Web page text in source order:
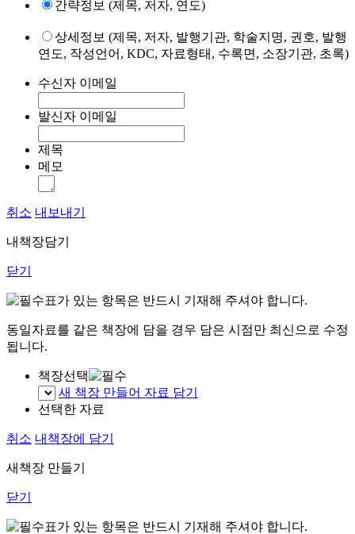
간략정보 (제목, 저자, 연도)
상세정보 (제목, 저자, 발행기관, 학술지명, 권호, 발행
연도, 작성언어, KDC, 자료형태, 수록면, 소장기관, 초록)
수신자 이메일
발신자 이메일
제목
메모
취소 내보내기
내책장담기
닫기
표가 있는 항목은 반드시 기재해 주셔야 합니다.
동일자료를 같은 책장에 담을 경우 담은 시점만 최신으로 수정
됩니다.
책장선택
새 책장 만들어 자료 담기
선택한 자료
취소 내책장에 담기
새책장 만들기
닫기
표가 있는 항목은 반드시 기재해 주셔야 합니다.